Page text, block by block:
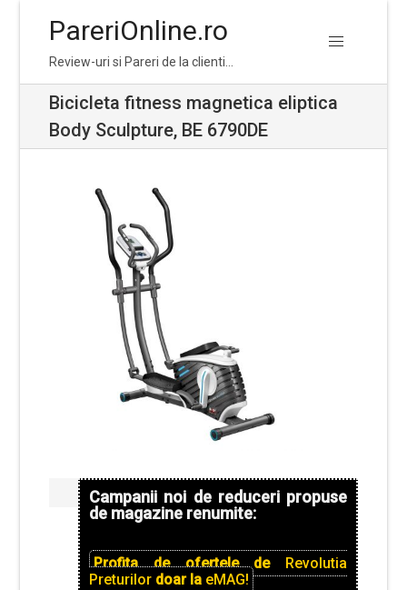
navigation
content
PareriOnline.ro
Review-uri si Pareri de la clienti…
Bicicleta fitness magnetica eliptica
Body Sculpture, BE 6790DE
Campanii noi de reduceri propuse
de magazine renumite:
Profita de ofertele de Revolutia
Preturilor doar la eMAG!